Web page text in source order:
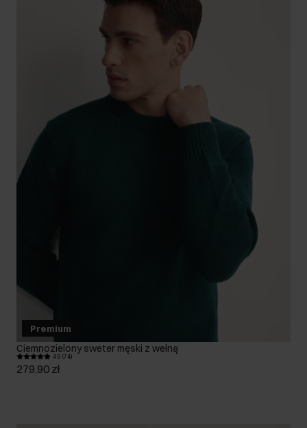
Premium
Ciemnozielony sweter męski z wełną
4.9 (74)
279,90 zł